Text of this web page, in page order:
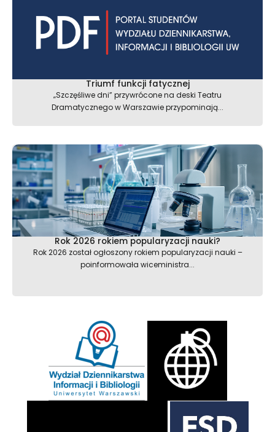
Triumf funkcji fatycznej
„Szczęśliwe dni” przywrócone na deski Teatru
Dramatycznego w Warszawie przypominają...
Rok 2026 rokiem popularyzacji nauki?
Rok 2026 został ogłoszony rokiem popularyzacji nauki –
poinformowała wiceministra...